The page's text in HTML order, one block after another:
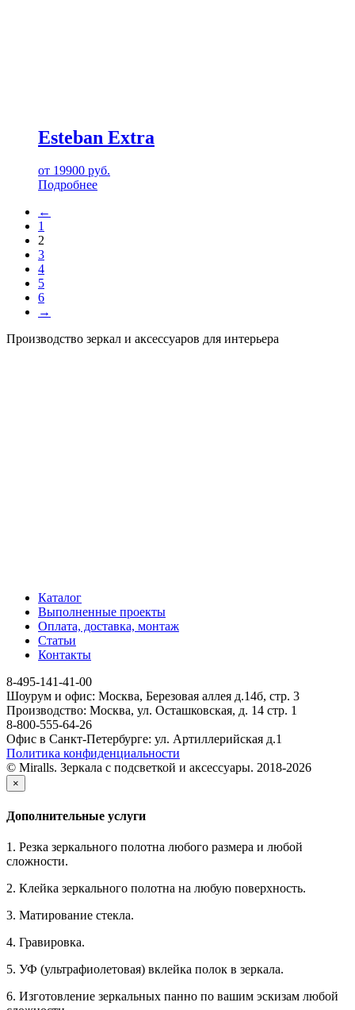
Esteban Extra
от 19900 руб.
Подробнее
←
1
2
3
4
5
6
→
Производство зеркал и аксессуаров для интерьера
Каталог
Выполненные проекты
Оплата, доставка, монтаж
Статьи
Контакты
8-495-141-41-00
Шоурум и офис: Москва, Березовая аллея д.14б, стр. 3
Производство: Москва, ул. Осташковская, д. 14 стр. 1
8-800-555-64-26
Офис в Санкт-Петербурге: ул. Артиллерийская д.1
Политика конфиденциальности
© Miralls. Зеркала с подсветкой и аксессуары. 2018-2026
×
Дополнительные услуги
1. Резка зеркального полотна любого размера и любой
сложности.
2. Клейка зеркального полотна на любую поверхность.
3. Матирование стекла.
4. Гравировка.
5. УФ (ультрафиолетовая) вклейка полок в зеркала.
6. Изготовление зеркальных панно по вашим эскизам любой